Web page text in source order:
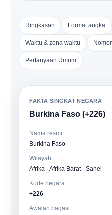
Ringkasan Format angka
Waktu & zona waktu
Pertanyaan Umum
FAKTA SINGKAT NEGARA
Burkina Faso (+226)
Nama resmi
Burkina Faso
Wilayah
Afrika · Afrika Barat · Sahel
Kode negara
+226
Awalan bagasi